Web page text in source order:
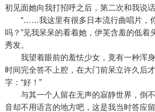
初见面她向我打招呼之后，第二次和我说话
“……我这里有很多日本流行曲唱片，
吗？”见我呆呆的看着她，伊芙含羞的低着
秀发。
我望着眼前的羞怯少女，竟有一种浑身
时间完全答不上腔，在大门前呆立许久后
字：“好！”
与其一个人留在无声的寂静世界，倒不
音却不用语言的地方吧，这是我当时答应留